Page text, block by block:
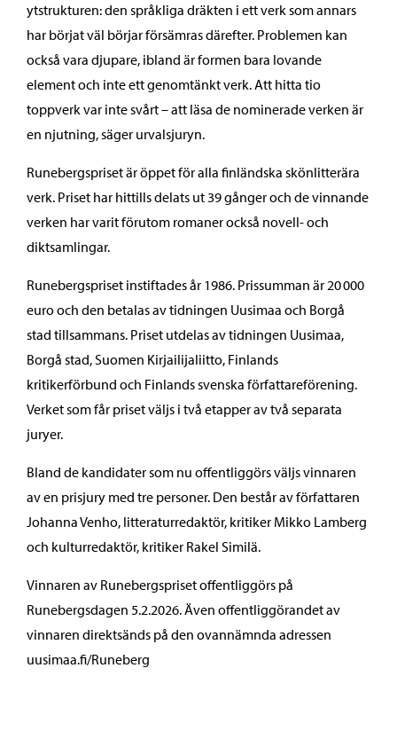
ytstrukturen: den språkliga dräkten i ett verk som annars
har börjat väl börjar försämras därefter. Problemen kan
också vara djupare, ibland är formen bara lovande
element och inte ett genomtänkt verk. Att hitta tio
toppverk var inte svårt – att läsa de nominerade verken är
en njutning, säger urvalsjuryn.
Runebergspriset är öppet för alla finländska skönlitterära
verk. Priset har hittills delats ut 39 gånger och de vinnande
verken har varit förutom romaner också novell- och
diktsamlingar.
Runebergspriset instiftades år 1986. Prissumman är 20 000
euro och den betalas av tidningen Uusimaa och Borgå
stad tillsammans. Priset utdelas av tidningen Uusimaa,
Borgå stad, Suomen Kirjailijaliitto, Finlands
kritikerförbund och Finlands svenska författareförening.
Verket som får priset väljs i två etapper av två separata
juryer.
Bland de kandidater som nu offentliggörs väljs vinnaren
av en prisjury med tre personer. Den består av författaren
Johanna Venho, litteraturredaktör, kritiker Mikko Lamberg
och kulturredaktör, kritiker Rakel Similä.
Vinnaren av Runebergspriset offentliggörs på
Runebergsdagen 5.2.2026. Även offentliggörandet av
vinnaren direktsänds på den ovannämnda adressen
uusimaa.fi/Runeberg